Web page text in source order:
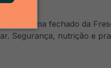
em sistema fechado da
Segurança, nutrição e